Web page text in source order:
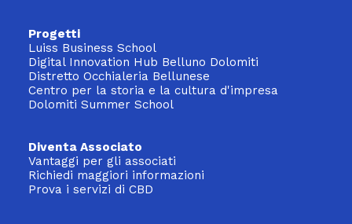
Progetti
Luiss Business School
Digital Innovation Hub Belluno Dolomiti
Distretto Occhialeria Bellunese
Centro per la storia e la cultura d'impresa
Dolomiti Summer School
Diventa Associato
Vantaggi per gli associati
Richiedi maggiori informazioni
Prova i servizi di CBD